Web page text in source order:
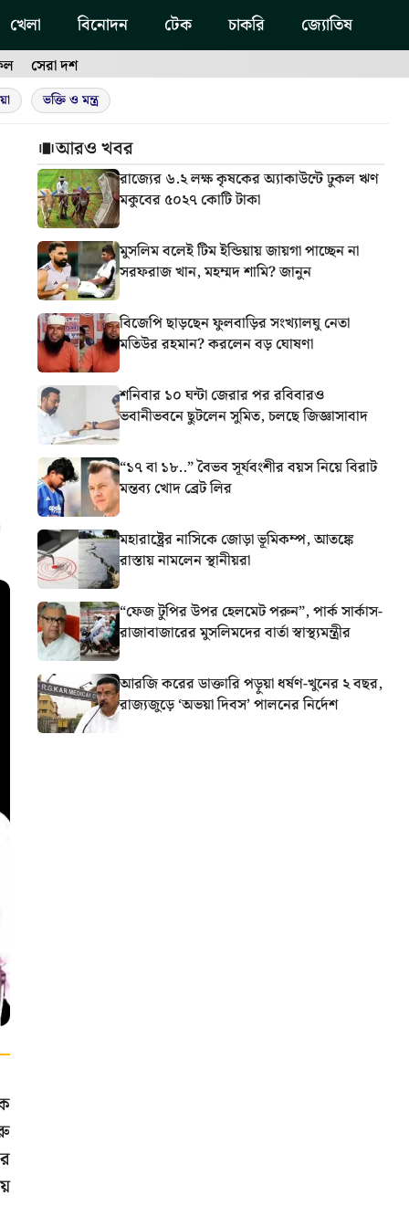
খেলা বিনোদন টেক চাকরি জ্যোতিষ
সেরা দশ
ভক্তি ও মন্ত্র
আরও খবর
রাজ্যের ৬.২ লক্ষ কৃষকের অ্যাকাউন্টে ঢুকল ঋণ
মকুবের ৫০২৭ কোটি টাকা
মুসলিম বলেই টিম ইন্ডিয়ায় জায়গা পাচ্ছেন না
সরফরাজ খান, মহম্মদ শামি? জানুন
বিজেপি ছাড়ছেন ফুলবাড়ির সংখ্যালঘু নেতা
মতিউর রহমান? করলেন বড় ঘোষণা
শনিবার ১০ ঘন্টা জেরার পর রবিবারও
ভবানীভবনে ছুটলেন সুমিত, চলছে জিজ্ঞাসাবাদ
“১৭ বা ১৮..” বৈভব সূর্যবংশীর বয়স নিয়ে বিরাট
মন্তব্য খোদ ব্রেট লির
মহারাষ্ট্রের নাসিকে জোড়া ভূমিকম্প, আতঙ্কে
রাস্তায় নামলেন স্থানীয়রা
“ফেজ টুপির উপর হেলমেট পরুন”, পার্ক সার্কাস-
রাজাবাজারের মুসলিমদের বার্তা স্বাস্থ্যমন্ত্রীর
আরজি করের ডাক্তারি পড়ুয়া ধর্ষণ-খুনের ২ বছর,
রাজ্যজুড়ে ‘অভয়া দিবস’ পালনের নির্দেশ